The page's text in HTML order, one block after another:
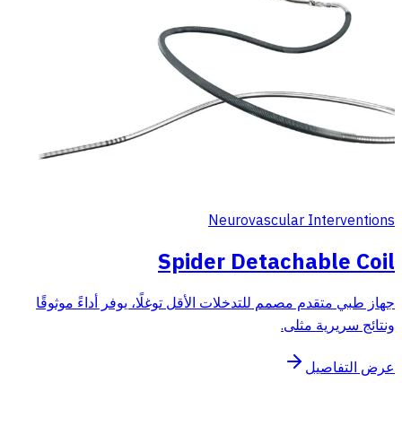
Neurovascular Interventions
Spider Detachable Coil
جهاز طبي متقدم مصمم للتدخلات الأقل توغلًا، يوفر أداءً موثوقًا
ونتائج سريرية مثلى.
عرض التفاصيل